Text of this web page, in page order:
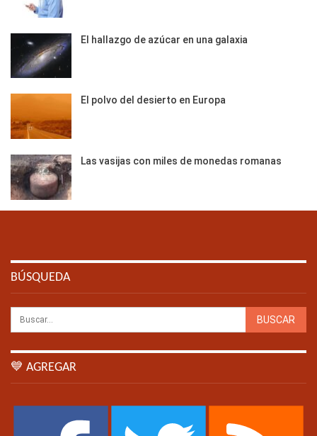
El hallazgo de azúcar en una galaxia
El polvo del desierto en Europa
Las vasijas con miles de monedas romanas
BÚSQUEDA
💙 AGREGAR